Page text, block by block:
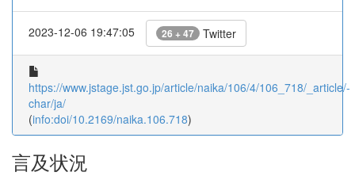
2023-12-06 19:47:05 26 + 47 Twitter
https://www.jstage.jst.go.jp/article/naika/106/4/106_718/_article/-
char/ja/
(info:doi/10.2169/naika.106.718)
言及状況